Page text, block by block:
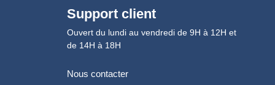
Support client
Ouvert du lundi au vendredi de 9H à 12H et
de 14H à 18H
Nous contacter